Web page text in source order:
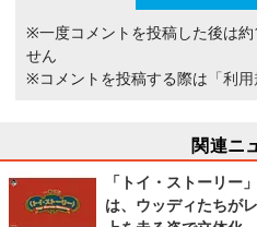
※一度コメントを投稿した後は
せん
※コメントを投稿する際は 「利
関連ニ
「トイ・ストーリー
は、ウッディたちが